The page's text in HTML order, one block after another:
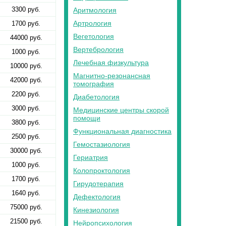
3300 руб.
1700 руб.
44000 руб.
1000 руб.
10000 руб.
42000 руб.
2200 руб.
3000 руб.
3800 руб.
2500 руб.
30000 руб.
1000 руб.
1700 руб.
1640 руб.
75000 руб.
21500 руб.
Аритмология
Артрология
Вегетология
Вертебрология
Лечебная физкультура
Магнитно-резонансная
томография
Диабетология
Медицинские центры скорой
помощи
Функциональная диагностика
Гемостазиология
Гериатрия
Колопроктология
Гирудотерапия
Дефектология
Кинезиология
Нейропсихология